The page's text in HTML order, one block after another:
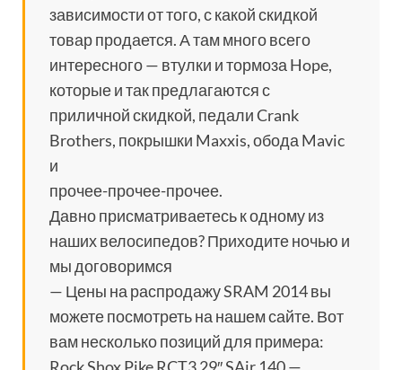
зависимости от того, с какой скидкой
товар продается. А там много всего
интересного — втулки и тормоза Hope,
которые и так предлагаются с
приличной скидкой, педали Crank
Brothers, покрышки Maxxis, обода Mavic
и
прочее-прочее-прочее.
Давно присматриваетесь к одному из
наших велосипедов? Приходите ночью и
мы договоримся
— Цены на распродажу SRAM 2014 вы
можете посмотреть на нашем сайте. Вот
вам несколько позиций для примера: